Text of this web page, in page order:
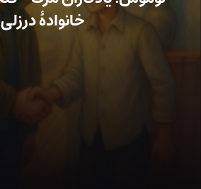
خانوادهٔ درزلی